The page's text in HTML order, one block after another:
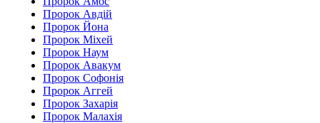
Пророк Авдій
Пророк Йона
Пророк Міхей
Пророк Наум
Пророк Авакум
Пророк Софонія
Пророк Аггей
Пророк Захарія
Пророк Малахія